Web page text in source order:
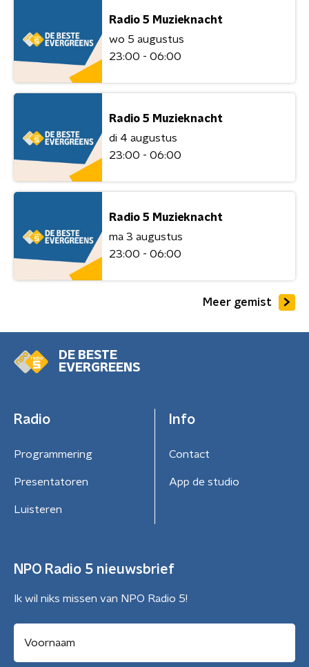
Radio 5 Muzieknacht
wo 5 augustus
23:00 - 06:00
Radio 5 Muzieknacht
di 4 augustus
23:00 - 06:00
Radio 5 Muzieknacht
ma 3 augustus
23:00 - 06:00
Meer gemist
DE BESTE
EVERGREENS
Radio
Programmering
Presentatoren
Luisteren
Info
Contact
App de studio
NPO Radio 5 nieuwsbrief
Ik wil niks missen van NPO Radio 5!